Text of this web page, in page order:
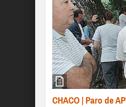
CHACO | Paro de